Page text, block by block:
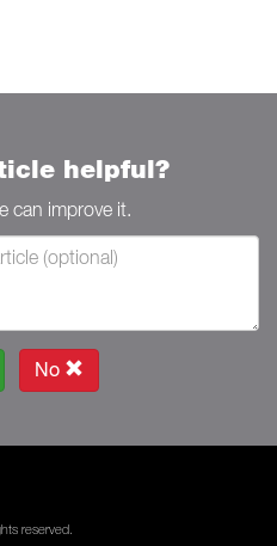
helpful?
can improve it.
No
reserved.